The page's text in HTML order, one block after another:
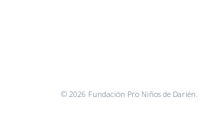
© 2026 Fundación Pro Niños de Darién.